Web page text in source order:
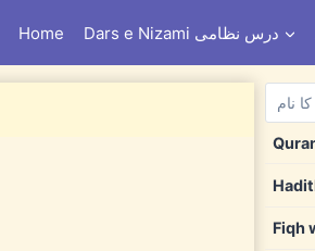
Home Dars e Nizami درس نظامی